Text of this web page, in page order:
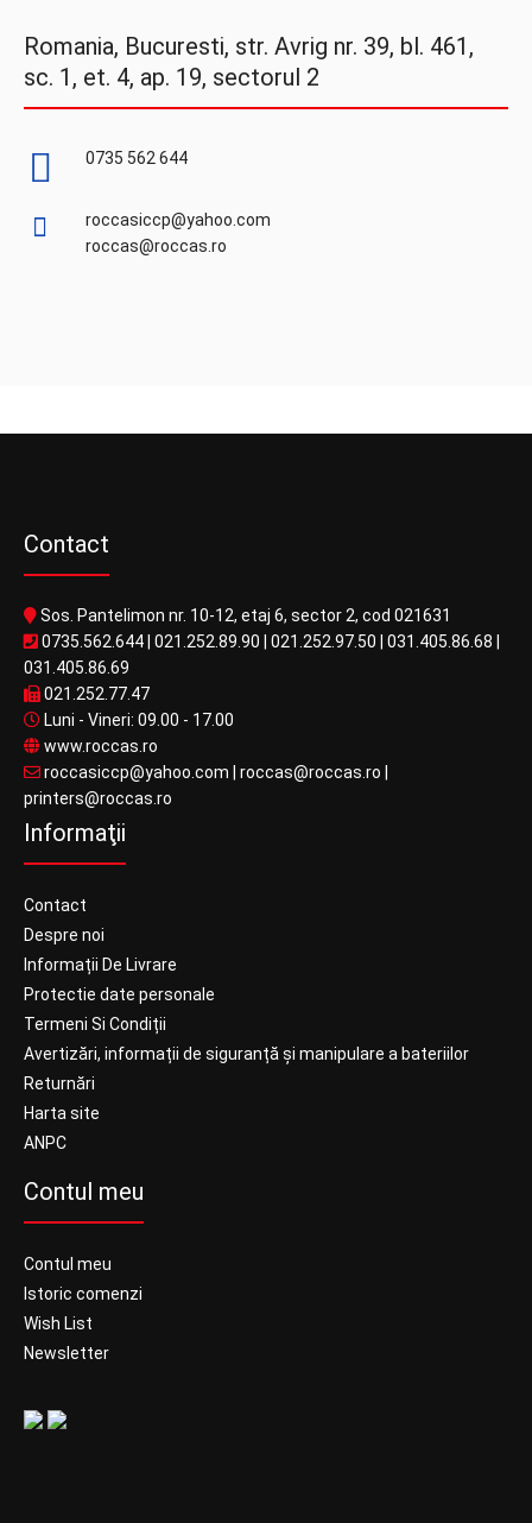
Romania, Bucuresti, str. Avrig nr. 39, bl. 461,
sc. 1, et. 4, ap. 19, sectorul 2
0735 562 644
roccasiccp@yahoo.com
roccas@roccas.ro
Contact
Sos. Pantelimon nr. 10-12, etaj 6, sector 2, cod 021631
0735.562.644 021.252.89.90 021.252.97.50 031.405.86.68
031.405.86.69
021.252.77.47
Luni - Vineri: 09.00 - 17.00
www.roccas.ro
roccasiccp@yahoo.com
roccas@roccas.ro
printers@roccas.ro
Informaţii
Contact
Despre noi
Informații De Livrare
Protectie date personale
Termeni Si Condiții
Avertizări, informații de siguranță și manipulare a bateriilor
Returnări
Harta site
ANPC
Contul meu
Contul meu
Istoric comenzi
Wish List
Newsletter